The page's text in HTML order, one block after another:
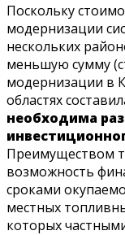
Поскольку
модернизации
нескольких
меньшую сумму
модернизации в
областях
необходима
Преимуществом
возможность
сроками
местных
которых